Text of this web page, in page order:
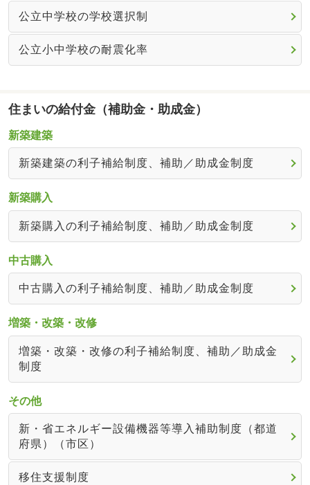
公立中学校の学校選択制
公立小中学校の耐震化率
住まいの給付金（補助金・助成金）
新築建築
新築建築の利子補給制度、補助／助成金制度
新築購入
新築購入の利子補給制度、補助／助成金制度
中古購入
中古購入の利子補給制度、補助／助成金制度
増築・改築・改修
増築・改築・改修の利子補給制度、補助／助成金
制度
その他
新・省エネルギー設備機器等導入補助制度（都道
府県）（市区）
移住支援制度